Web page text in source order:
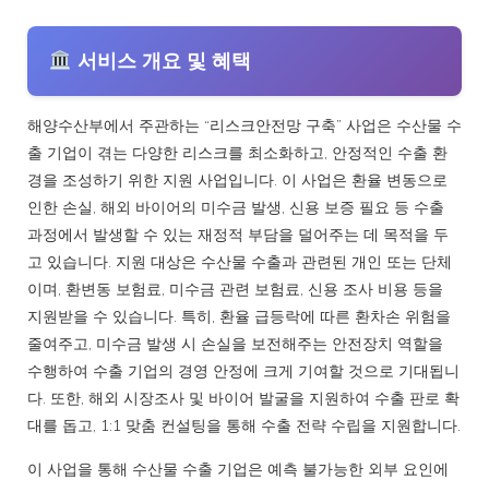
서비스 개요 및 혜택
해양수산부에서 주관하는 “리스크안전망 구축” 사업은 수산물 수
출 기업이 겪는 다양한 리스크를 최소화하고, 안정적인 수출 환
경을 조성하기 위한 지원 사업입니다. 이 사업은 환율 변동으로
인한 손실, 해외 바이어의 미수금 발생, 신용 보증 필요 등 수출
과정에서 발생할 수 있는 재정적 부담을 덜어주는 데 목적을 두
고 있습니다. 지원 대상은 수산물 수출과 관련된 개인 또는 단체
이며, 환변동 보험료, 미수금 관련 보험료, 신용 조사 비용 등을
지원받을 수 있습니다. 특히, 환율 급등락에 따른 환차손 위험을
줄여주고, 미수금 발생 시 손실을 보전해주는 안전장치 역할을
수행하여 수출 기업의 경영 안정에 크게 기여할 것으로 기대됩니
다. 또한, 해외 시장조사 및 바이어 발굴을 지원하여 수출 판로 확
대를 돕고, 1:1 맞춤 컨설팅을 통해 수출 전략 수립을 지원합니다.
이 사업을 통해 수산물 수출 기업은 예측 불가능한 외부 요인에